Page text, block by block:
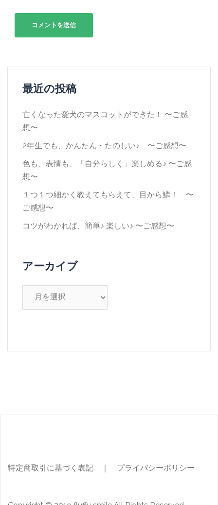
最近の投稿
亡くなった愛犬のマスコットができた！ 〜ご感
想〜
2年生でも、かんたん・たのしい♪ 〜ご感想〜
色も、表情も、「自分らしく」楽しめる♪ 〜ご感
想〜
１つ１つ細かく教えてもらえて、目から鱗！ 〜
ご感想〜
コツがわかれば、簡単♪ 楽しい♪ 〜ご感想〜
アーカイブ
特定商取引に基づく表記 ｜ プライバシーポリシー